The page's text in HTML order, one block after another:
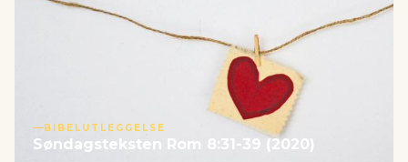
BIBELUTLEGGELSE
Søndagsteksten Rom 8:31-39 (2020)